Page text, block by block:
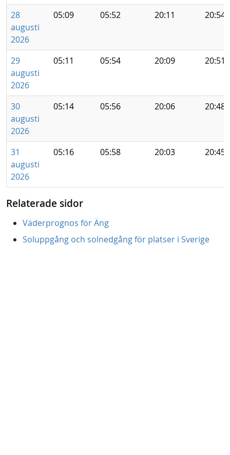
28
augusti
2026
05:09 05:52 20:11 20:54
29
augusti
2026
05:11 05:54 20:09 20:51
30
augusti
2026
05:14 05:56 20:06 20:48
31
augusti
2026
05:16 05:58 20:03 20:45
Relaterade sidor
Väderprognos för Äng
Soluppgång och solnedgång för platser i Sverige